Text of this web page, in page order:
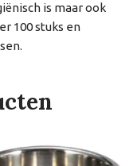
is maar ook
100 stuks en